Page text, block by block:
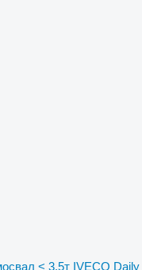
< 3.5т IVECO Daily